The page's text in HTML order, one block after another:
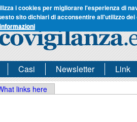
i cookies per migliorare l'esperienza di
sito dichiari di acconsentire all'utilizzo dei
Casi Newsletter Link
attiva)links here